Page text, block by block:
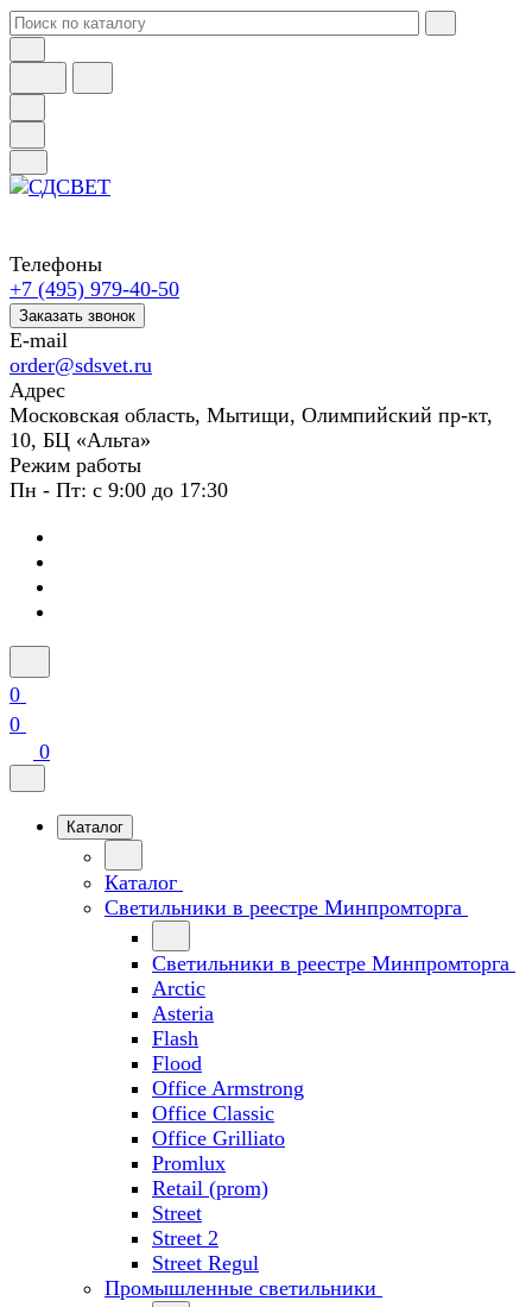
Телефоны
+7 (495) 979-40-50
Заказать звонок
E-mail
order@sdsvet.ru
Адрес
Московская область, Мытищи, Олимпийский пр-кт,
10, БЦ «Альта»
Режим работы
Пн - Пт: с 9:00 до 17:30
0
0
0
Каталог
Каталог
Светильники в реестре Минпромторга
Светильники в реестре Минпромторга
Arctic
Asteria
Flash
Flood
Office Armstrong
Office Classic
Office Grilliato
Promlux
Retail (prom)
Street
Street 2
Street Regul
Промышленные светильники